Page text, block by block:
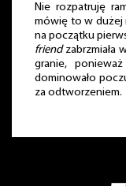
Nie rozpatruję
mówię to w dużej
na początku
friendzabrzmiała
granie,
dominowało
za odtworzeniem.